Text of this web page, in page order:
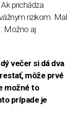
prichádza
rizikom. Mal
Možno aj
večer si dá dva
môže prvé
možné to
prípade je